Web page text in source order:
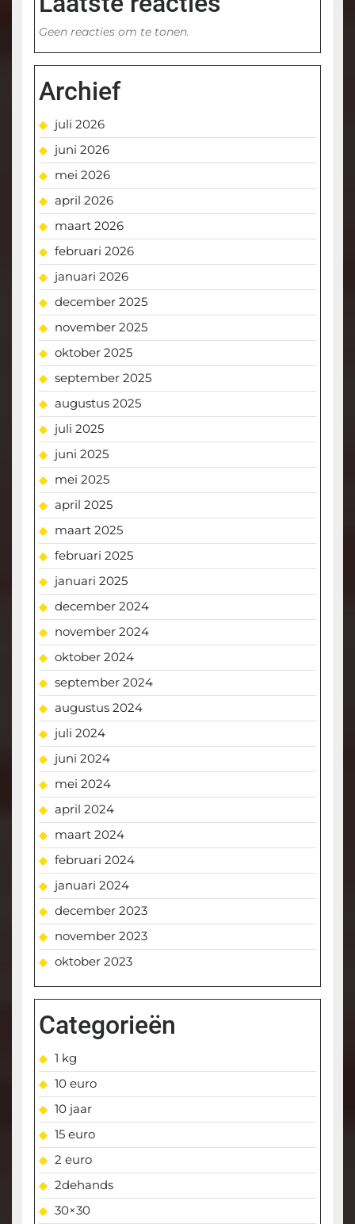
Geen reacties om te tonen.
Archief
juli 2026
juni 2026
mei 2026
april 2026
maart 2026
februari 2026
januari 2026
december 2025
november 2025
oktober 2025
september 2025
augustus 2025
juli 2025
juni 2025
mei 2025
april 2025
maart 2025
februari 2025
januari 2025
december 2024
november 2024
oktober 2024
september 2024
augustus 2024
juli 2024
juni 2024
mei 2024
april 2024
maart 2024
februari 2024
januari 2024
december 2023
november 2023
oktober 2023
Categorieën
1 kg
10 euro
10 jaar
15 euro
2 euro
2dehands
30×30